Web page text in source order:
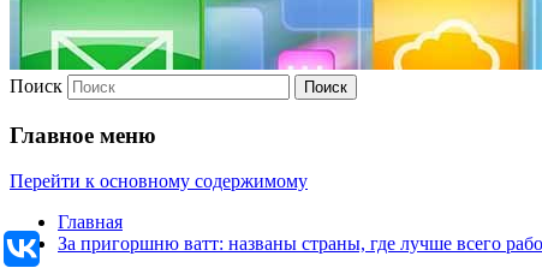
Поиск
Главное меню
Перейти к основному содержимому
Главная
За пригоршню ватт: названы страны, где лучше всего